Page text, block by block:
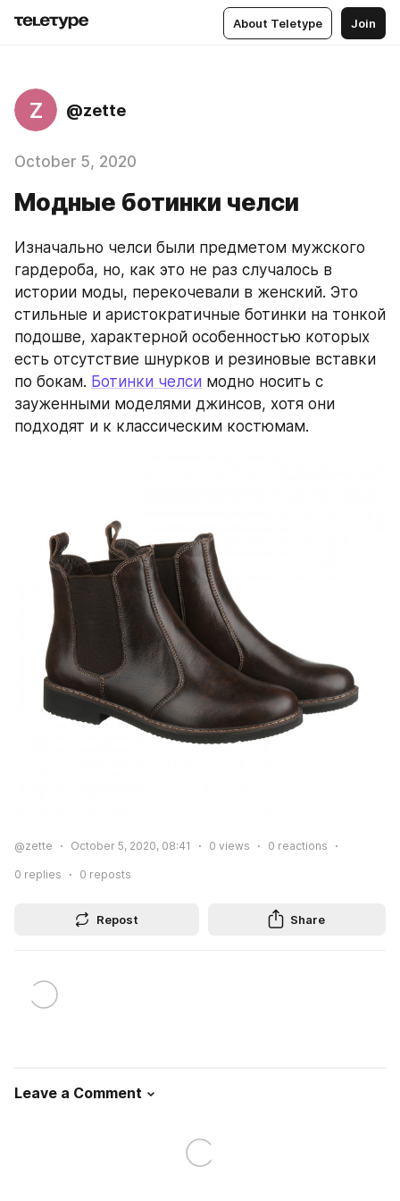
About Teletype Join
Z @zette
October 5, 2020
Модные ботинки челси
Изначально челси были предметом мужского
гардероба, но, как это не раз случалось в
истории моды, перекочевали в женский. Это
стильные и аристократичные ботинки на тонкой
подошве, характерной особенностью которых
есть отсутствие шнурков и резиновые вставки
по бокам. Ботинки челси модно носить с
зауженными моделями джинсов, хотя они
подходят и к классическим костюмам.
@zette October 5, 2020, 08:41 0 views 0 reactions
0 replies 0 reposts
Repost Share
Leave a Comment